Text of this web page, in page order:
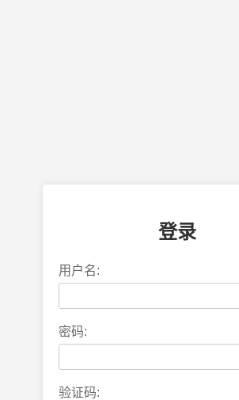
登录
用户名:
密码:
验证码: